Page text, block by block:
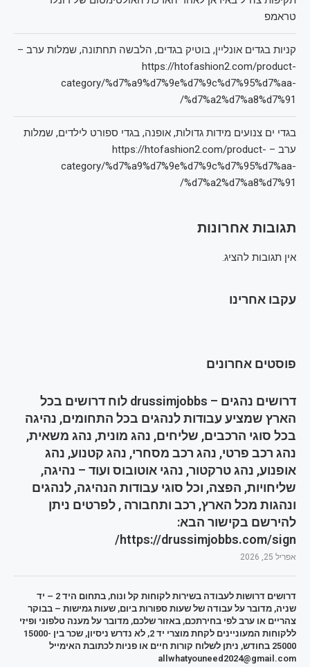
טראמפ
קניות בגדים אונליין, בוטיק בגדים, הלבשה תחתונה, שמלות ערב –
https://htofashion2.com/product-
category/%d7%a9%d7%9e%d7%9c%d7%95%d7%aa-
%d7%a2%d7%a8%d7%91/
בגדי ים צנועים מידות גדולות, אופנה, בגדי ספורט לילדים, שמלות
ערב – https://htofashion2.com/product-
category/%d7%a9%d7%9e%d7%9c%d7%95%d7%aa-
%d7%a2%d7%a8%d7%91/
תגובות אחרונות
אין תגובות להציג.
עקבו אחרינו
פוסטים אחרונים
דרושים נהגים – drussimjobbs לוח דרושים בכל
הארץ שמציע עבודות לנהגים בכל התחומים, נהיגה
בכל סוגי הרכבים, שליחים, נהג מונית, נהג משאית,
נהג רכב פרטי, נהג רכב מסחרי, נהג קטנוע, נהג
אופנוע, נהג טרקטור, נהגי אוטובוס ועוד – נהיגה,
שליחויות, הפצה, וכל סוגי עבודות הנהיגה, לנהגים
ונהגות מכל הארץ, רכב ותחבורה , לפרטים ניתן
להירשם בקישור הבא:
https://drussimjobbs.com/sign/
אפריל 25, 2026
דרושים דרושות לעבודה בשירות לקוחות קל ונוח, בתחום היד 2 – יד
שניה, מדובר על עבודה של שעות ספורות ביום, שעות גמישות – בבוקר
צהריים או ערב לפי בחירתכם, באזור שלכם, מדובר על מענה טלפוני ופיזי
ללקוחות המעוניינים לקחת מוצרי יד 2, לא נדרש ניסיון, שכר בין 15000-
25000 בחודש, ניתן לשלוח קורות חיים או פניות לכתובת האימייל
allwhatyouneed2024@gmail.com